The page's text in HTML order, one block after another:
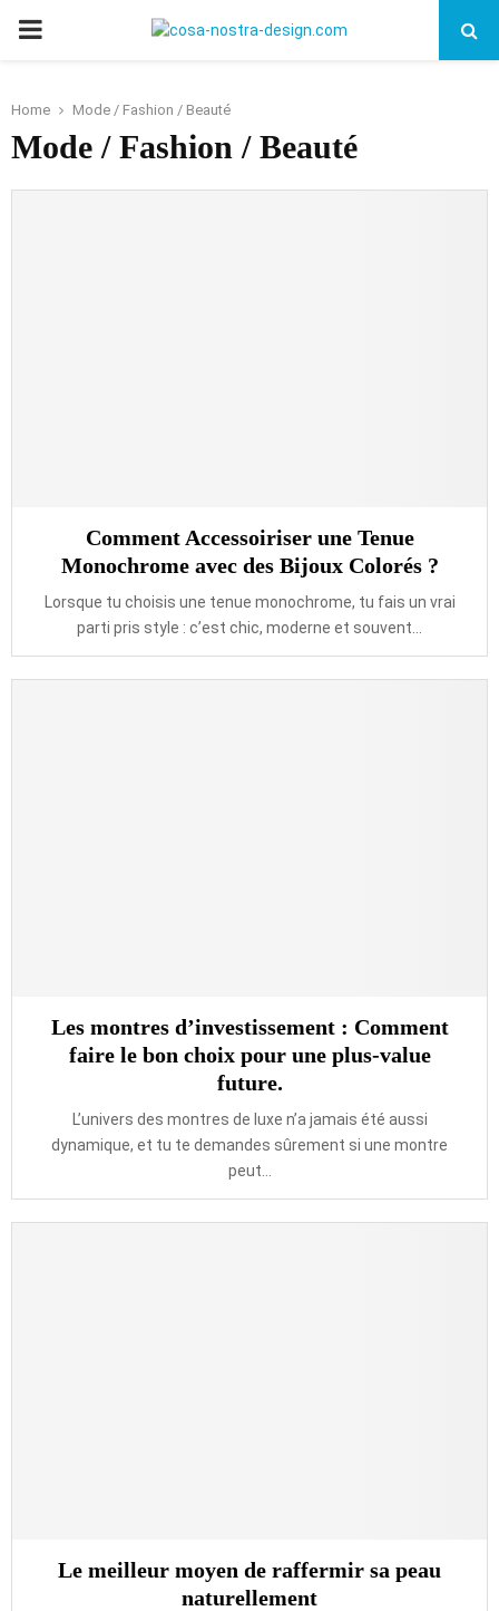
PRIMARY
Home Mode / Fashion / Beauté
Mode / Fashion / Beauté
Comment Accessoiriser une Tenue
Monochrome avec des Bijoux Colorés ?
Lorsque tu choisis une tenue monochrome, tu fais un vrai
parti pris style : c’est chic, moderne et souvent...
Les montres d’investissement : Comment
faire le bon choix pour une plus-value
future.
L’univers des montres de luxe n’a jamais été aussi
dynamique, et tu te demandes sûrement si une montre
peut...
Le meilleur moyen de raffermir sa peau
naturellement